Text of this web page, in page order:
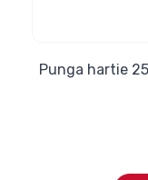
Punga hartie